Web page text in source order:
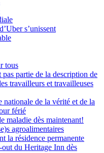
s’unissent
tous
partie de la description de
travailleurs et travailleuses
nationale de la vérité et de la
férié
maladie dès maintenant!
agroalimentaires
la résidence permanente
du Heritage Inn dès